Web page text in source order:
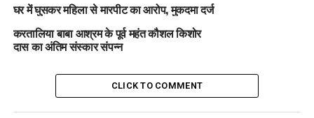
घर में घुसकर महिला से मारपीट का आरोप, मुकदमा दर्ज
करतालिया बाबा आश्रम के पूर्व महंत कौशल किशोर
दास का अंतिम संस्कार संपन्न
CLICK TO COMMENT